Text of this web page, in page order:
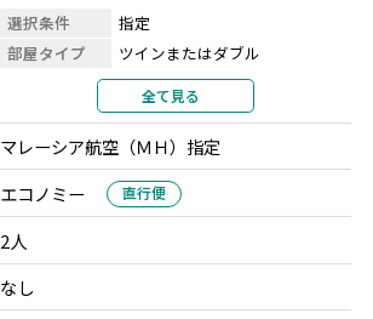
選択条件
指定
部屋タイプ
ツインまたはダブル
2名1室利用
部屋カテゴリ
指定なし
全て見る
マレーシア航空（ＭＨ）指定
エコノミー 直行便
2人
なし